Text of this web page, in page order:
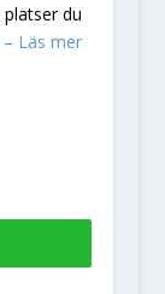
du
– Läs mer